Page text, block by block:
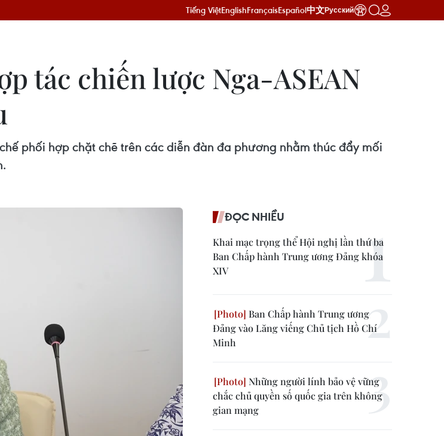
Tiếng ViệtEnglishFrançaisEspañol中文Русский
tác chiến lược Nga-ASEAN
phối hợp chặt chẽ trên các diễn đàn đa phương nhằm thúc đẩy mối
ĐỌC NHIỀU
Khai mạc trọng thể Hội nghị lần thứ ba
Ban Chấp hành Trung ương Đảng khóa
XIV
Ban Chấp hành Trung ương
Đảng vào Lăng viếng Chủ tịch Hồ Chí
Minh
Những người lính bảo vệ vững
chắc chủ quyền số quốc gia trên không
gian mạng